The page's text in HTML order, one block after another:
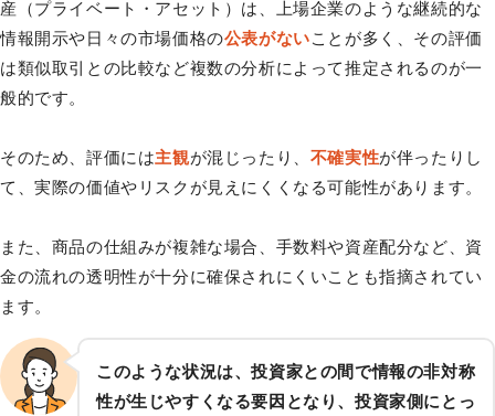
産（プライベート・アセット）は、上場企業のような継続的な
情報開示や日々の市場価格の公表がないことが多く、その評価
は類似取引との比較など複数の分析によって推定されるのが一
般的です。
そのため、評価には主観が混じったり、 不確実性が伴ったりし
て、実際の価値やリスクが見えにくくなる可能性があります。
また、商品の仕組みが複雑な場合、手数料や資産配分など、資
金の流れの透明性が十分に確保されにくいことも指摘されてい
ます。
このような状況は、投資家との間で情報の非対称
性が生じやすくなる要因となり、投資家側にとっ